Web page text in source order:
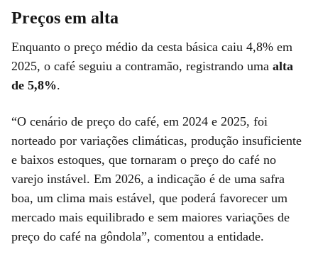
Preços em alta
Enquanto o preço médio da cesta básica caiu 4,8% em
2025, o café seguiu a contramão, registrando uma alta
de 5,8%.
“O cenário de preço do café, em 2024 e 2025, foi
norteado por variações climáticas, produção insuficiente
e baixos estoques, que tornaram o preço do café no
varejo instável. Em 2026, a indicação é de uma safra
boa, um clima mais estável, que poderá favorecer um
mercado mais equilibrado e sem maiores variações de
preço do café na gôndola”, comentou a entidade.